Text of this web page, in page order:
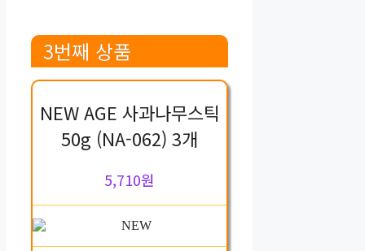
3번째 상품
NEW AGE 사과나무스틱
50g (NA-062) 3개
5,710원